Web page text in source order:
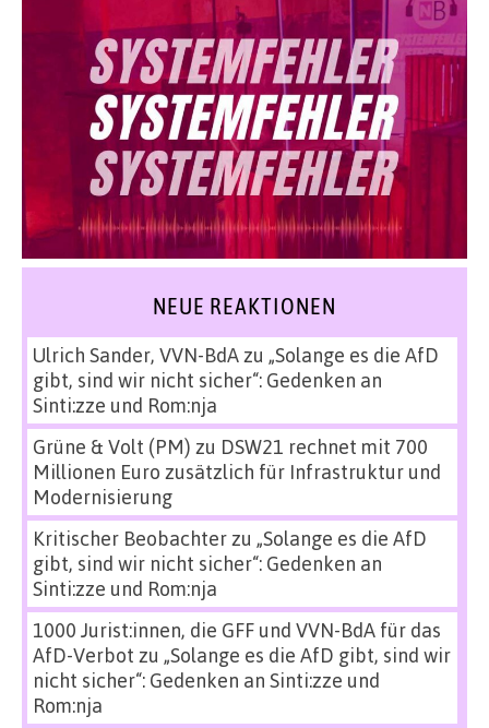
NEUE REAKTIONEN
Ulrich Sander, VVN-BdAzu „Solange es die AfD
gibt, sind wir nicht sicher“: Gedenken an
Sinti:zze und Rom:nja
Grüne & Volt (PM) zu DSW21 rechnet mit 700
Millionen Euro zusätzlich für Infrastruktur und
Modernisierung
Kritischer Beobachterzu „Solange es die AfD
gibt, sind wir nicht sicher“: Gedenken an
Sinti:zze und Rom:nja
1000 Jurist:innen, die GFF und VVN-BdA für das
AfD-Verbot zu „Solange es die AfD gibt, sind wir
nicht sicher“: Gedenken an Sinti:zze und
Rom:nja